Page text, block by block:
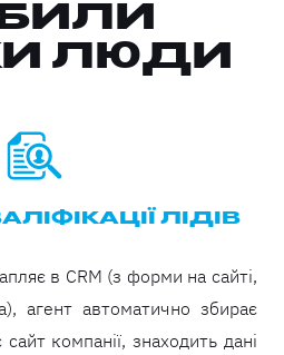
ЛЮДИ
ЛІДІВ
в CRM (з форми на сайті,
агент автоматично збирає
компанії, знаходить дані